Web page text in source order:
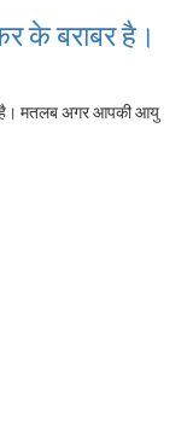
के बराबर है।
है। मतलब अगर आपकी आयु